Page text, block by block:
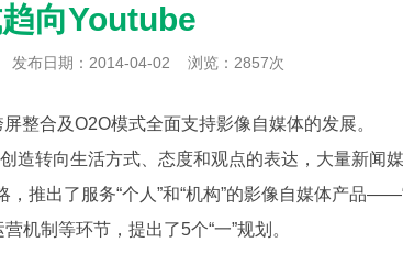
向Youtube
发布日期：2014-04-02 浏览：2857次
整合及O2O模式全面支持影像自媒体的发展。
转向生活方式、态度和观点的表达，大量新闻
推出了服务“个人”和“机构”的影像自媒体产品
机制等环节，提出了5个“一”规划。